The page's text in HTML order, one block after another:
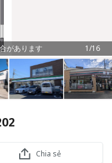
があります 1/16
Chia sẻ